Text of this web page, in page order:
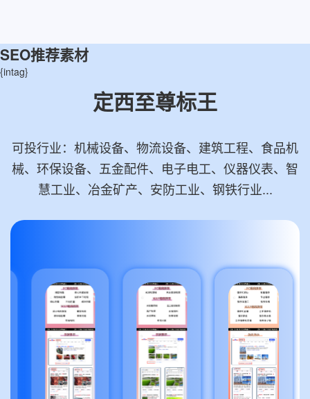
SEO推荐素材
{intag}
定西至尊标王
可投行业：机械设备、物流设备、建筑工程、食品机
械、环保设备、五金配件、电子电工、仪器仪表、智
慧工业、冶金矿产、安防工业、钢铁行业...